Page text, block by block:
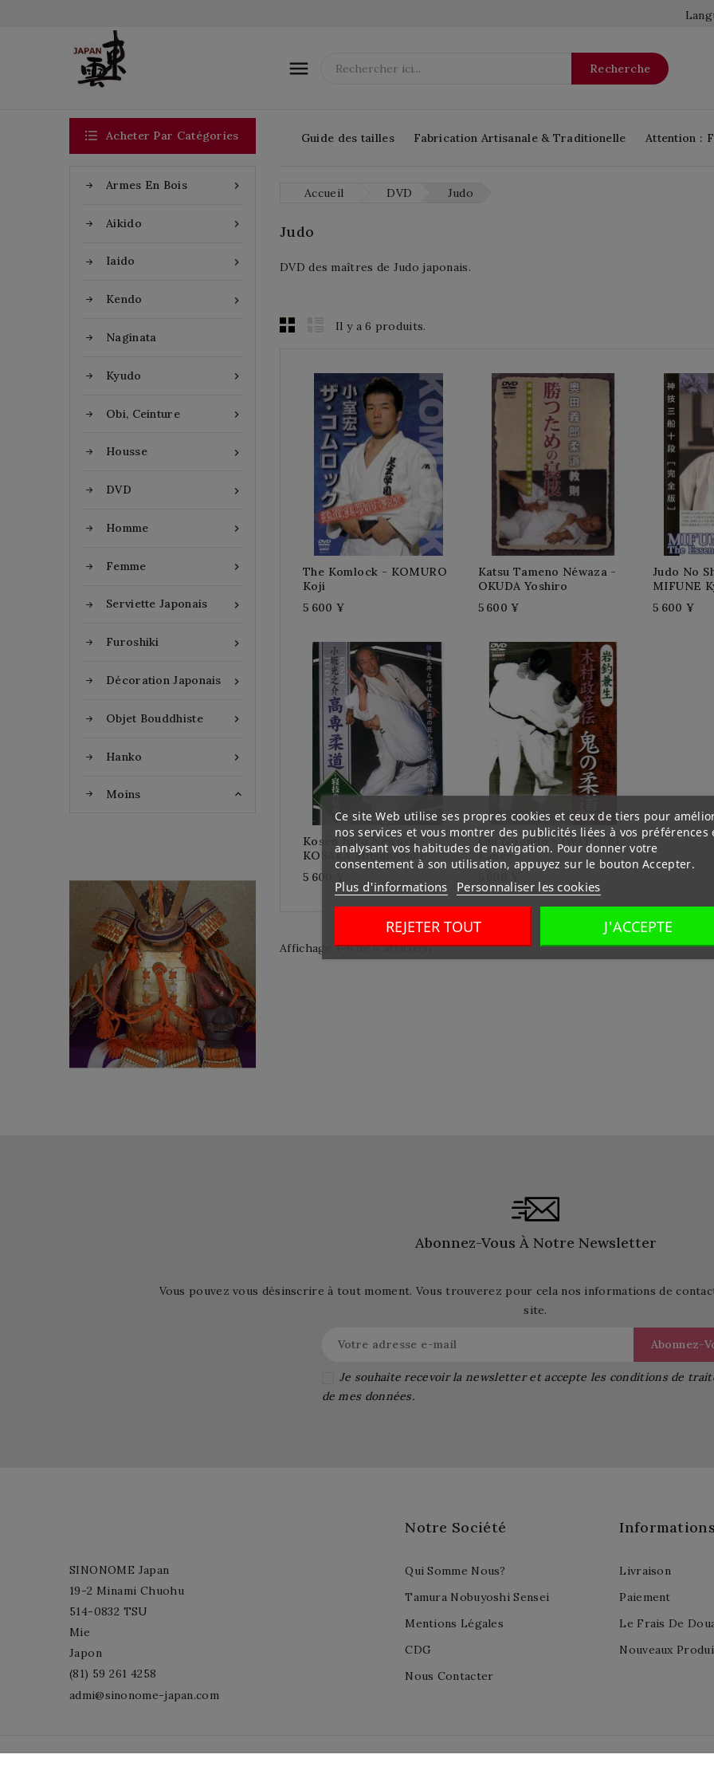
 Recherche
Guide des tailles Fabrication Artisanale & Traditionelle Attention :
 Acheter Par Catégories

Armes En Bois

Aikido

Iaido

Kendo
Naginata

Kyudo

Obi, Ceinture

Housse

DVD

Homme

Femme

Serviette Japonais

Furoshiki

Décoration Japonais

Objet Bouddhiste

Hanko
Moins 
YOROI KABUTO
Une Armure japonais de
l’époque de debout
SHOWA en 8 (en 1933) de
la maison TERAI
Accueil DVD Judo
Judo
DVD des maîtres de Judo japonais.
Il y a 6 produits.
The Komlock - KOMURO
Koji
5 600 ¥
Katsu Tameno Néwaza -
OKUDA Yoshiro
5 600 ¥
Judo No
MIFUNE
5 600 ¥
Kosen Judo Newaza -
KOSAKA Mitsunosuke
5 600 ¥
Oni No Judo - IWATSURI
Kaneo
Affichage 1-6 de 6 article(s)
Abonnez-Vous À Notre Newsletter
Vous pouvez vous désinscrire à tout moment. Vous trouverez pour cela nos informations de
site.
Je souhaite recevoir la newsletter et accepte les conditions de
de mes données.
Informations
Livraison
Paiement
Le Frais De
Nouveaux
Notre Société
Qui Somme Nous?
Tamura Nobuyoshi Sensei
Mentions Légales
CDG
Nous Contacter
SINONOME Japan
19-2 Minami Chuohu
514-0832 TSU
Mie
Japon
(81) 59 261 4258
admi@sinonome-japan.com
Ce site Web utilise ses propres cookies et ceux de tiers pour
nos services et vous montrer des publicités liées à vos préférences
analysant vos habitudes de navigation. Pour donner votre
consentement à son utilisation, appuyez sur le bouton Accepter.
Plus d'informations Personnaliser les cookies
REJETER TOUT J'ACCEPTE